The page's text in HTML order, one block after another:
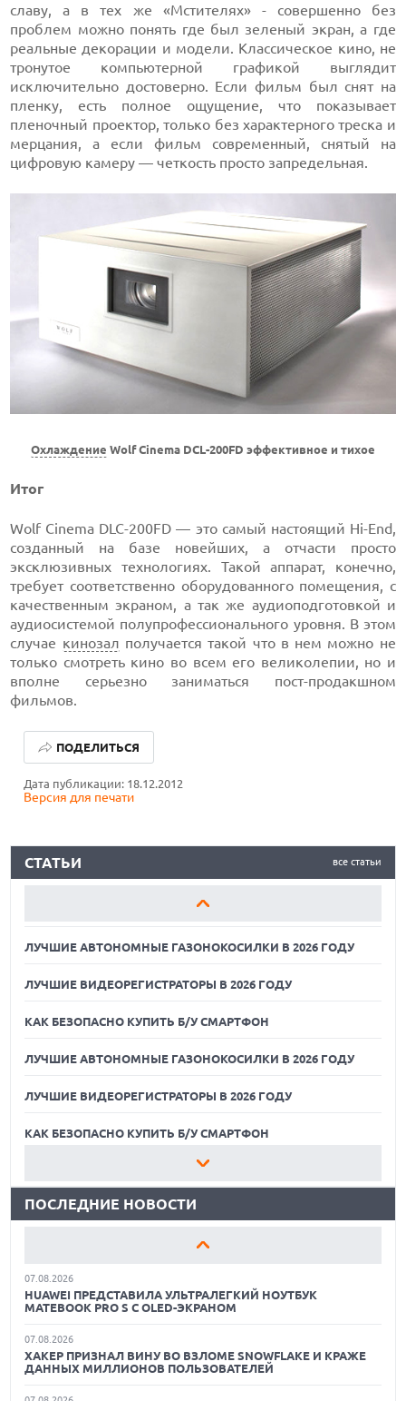
славу, а в тех же «Мстителях» - совершенно без
проблем можно понять где был зеленый экран, а где
реальные декорации и модели. Классическое кино, не
тронутое компьютерной графикой выглядит
исключительно достоверно. Если фильм был снят на
пленку, есть полное ощущение, что показывает
пленочный проектор, только без характерного треска и
мерцания, а если фильм современный, снятый на
цифровую камеру — четкость просто запредельная.
Охлаждение Wolf Cinema DCL-200FD эффективное и тихое
Итог
Wolf Cinema DLC-200FD — это самый настоящий Hi-End,
созданный на базе новейших, а отчасти просто
эксклюзивных технологиях. Такой аппарат, конечно,
требует соответственно оборудованного помещения, с
качественным экраном, а так же аудиоподготовкой и
аудиосистемой полупрофессионального уровня. В этом
случае кинозал получается такой что в нем можно не
только смотреть кино во всем его великолепии, но и
вполне серьезно заниматься пост-продакшном
фильмов.
Дата публикации: 18.12.2012
Версия для печати
ПОДЕЛИТЬСЯ
все статьи
СТАТЬИ
ЛУЧШИЕ ВИДЕОРЕГИСТРАТОРЫ В 2026 ГОДУ
КАК БЕЗОПАСНО КУПИТЬ Б/У СМАРТФОН
КАК БЕЗОПАСНО КУПИТЬ Б/У СМАРТФОН
ЛУЧШИЕ АВТОНОМНЫЕ ГАЗОНОКОСИЛКИ В 2026 ГОДУ
ЛУЧШИЕ ВИДЕОРЕГИСТРАТОРЫ В 2026 ГОДУ
КАК БЕЗОПАСНО КУПИТЬ Б/У СМАРТФОН
ЛУЧШИЕ АВТОНОМНЫЕ ГАЗОНОКОСИЛКИ В 2026 ГОДУ
ЛУЧШИЕ ВИДЕОРЕГИСТРАТОРЫ В 2026 ГОДУ
КАК БЕЗОПАСНО КУПИТЬ Б/У СМАРТФОН
ЛУЧШИЕ АВТОНОМНЫЕ ГАЗОНОКОСИЛКИ В 2026 ГОДУ
ЛУЧШИЕ ВИДЕОРЕГИСТРАТОРЫ В 2026 ГОДУ
КАК БЕЗОПАСНО КУПИТЬ Б/У СМАРТФОН
ЛУЧШИЕ АВТОНОМНЫЕ ГАЗОНОКОСИЛКИ В 2026 ГОДУ
КАК БЕЗОПАСНО КУПИТЬ Б/У СМАРТФОН
ПОСЛЕДНИЕ НОВОСТИ
07.08.2026
НА КЕЙСЕ ДЛЯ УПРАВЛЕНИЯ МУЗЫКОЙ
КАМЕРЫ В СМАРТФОНАХ PIXEL 11 PRO
07.08.2026
HUAWEI ПРЕДСТАВИЛА УЛЬТРАЛЕГКИЙ НОУТБУК
MATEBOOK PRO S С OLED-ЭКРАНОМ
07.08.2026
ХАКЕР ПРИЗНАЛ ВИНУ ВО ВЗЛОМЕ SNOWFLAKE И КРАЖЕ
ДАННЫХ МИЛЛИОНОВ ПОЛЬЗОВАТЕЛЕЙ